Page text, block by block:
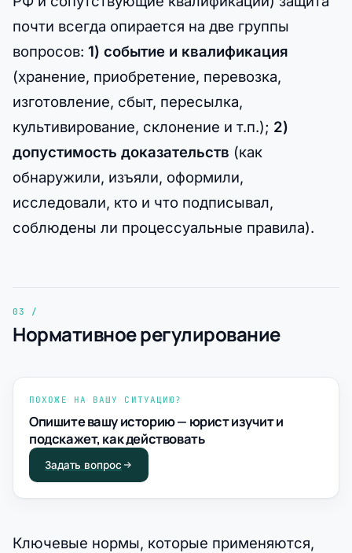
почти всегда опирается на две группы
вопросов: 1) событие и квалификация
(хранение, приобретение, перевозка,
изготовление, сбыт, пересылка,
культивирование, склонение и т.п.); 2)
допустимость доказательств (как
обнаружили, изъяли, оформили,
исследовали, кто и что подписывал,
соблюдены ли процессуальные правила).
Нормативное регулирование
ПОХОЖЕ НА ВАШУ СИТУАЦИЮ?
Опишите вашу историю — юрист изучит и
подскажет, как действовать
Задать вопрос
Ключевые нормы, которые применяются,